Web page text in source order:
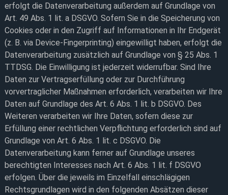
erfolgt die Datenverarbeitung außerdem auf Grundlage von
Art. 49 Abs. 1 lit. a DSGVO. Sofern Sie in die Speicherung von
Cookies oder in den Zugriff auf Informationen in Ihr Endgerät
(z. B. via Device-Fingerprinting) eingewilligt haben, erfolgt die
Datenverarbeitung zusätzlich auf Grundlage von § 25 Abs. 1
TTDSG. Die Einwilligung ist jederzeit widerrufbar. Sind Ihre
Daten zur Vertragserfüllung oder zur Durchführung
vorvertraglicher Maßnahmen erforderlich, verarbeiten wir Ihre
Daten auf Grundlage des Art. 6 Abs. 1 lit. b DSGVO. Des
Weiteren verarbeiten wir Ihre Daten, sofern diese zur
Erfüllung einer rechtlichen Verpflichtung erforderlich sind auf
Grundlage von Art. 6 Abs. 1 lit. c DSGVO. Die
Datenverarbeitung kann ferner auf Grundlage unseres
berechtigten Interesses nach Art. 6 Abs. 1 lit. f DSGVO
erfolgen. Über die jeweils im Einzelfall einschlägigen
Rechtsgrundlagen wird in den folgenden Absätzen dieser